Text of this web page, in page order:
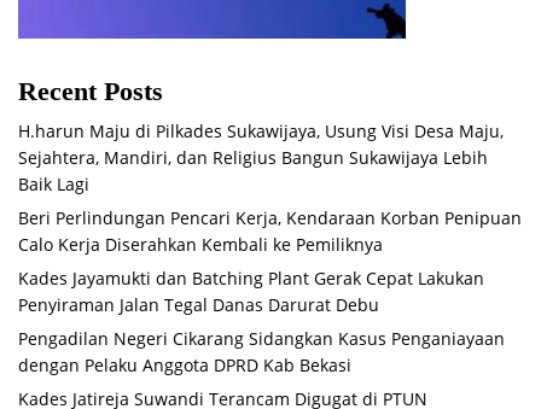
Recent Posts
H.harun Maju di Pilkades Sukawijaya, Usung Visi Desa Maju,
Sejahtera, Mandiri, dan Religius Bangun Sukawijaya Lebih
Baik Lagi
Beri Perlindungan Pencari Kerja, Kendaraan Korban Penipuan
Calo Kerja Diserahkan Kembali ke Pemiliknya
Kades Jayamukti dan Batching Plant Gerak Cepat Lakukan
Penyiraman Jalan Tegal Danas Darurat Debu
Pengadilan Negeri Cikarang Sidangkan Kasus Penganiayaan
dengan Pelaku Anggota DPRD Kab Bekasi
Kades Jatireja Suwandi Terancam Digugat di PTUN